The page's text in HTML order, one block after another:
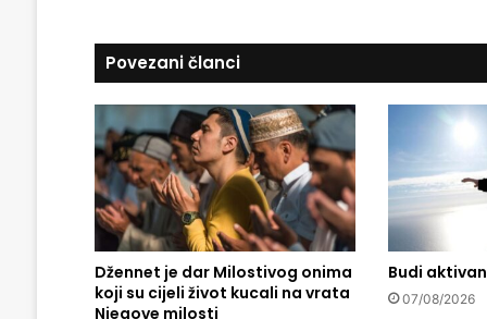
r
v
j
i
h
n
a
m
i
r
Povezani članci
Džennet je dar Milostivog onima
koji su cijeli život kucali na vrata
Njegove milosti
Budi
07/08/2026